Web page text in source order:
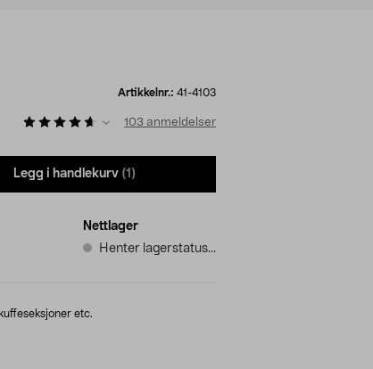
Artikkelnr.: 41-4103
103 anmeldelser
Legg i handlekurv (1)
Nettlager
Henter lagerstatus...
etc.